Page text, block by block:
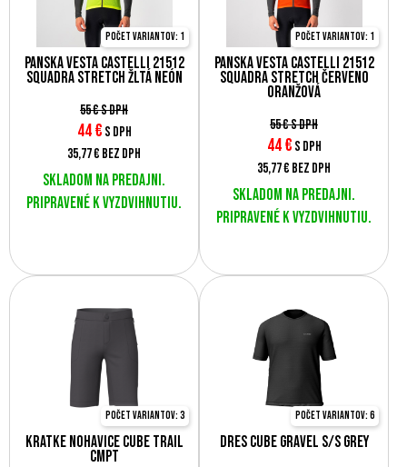
Pánska vesta Castelli 21512
SQUADRA STRETCH žltá neón
Počet variantov: 1
55 €s DPH
44€ s DPH
35,77 € bez DPH
Skladom na predajni.
Pripravené k vyzdvihnutiu.
Pánska vesta Castelli 21512
SQUADRA STRETCH červeno
oranžová
Počet variantov: 1
55 €s DPH
44€ s DPH
35,77 € bez DPH
Skladom na predajni.
Pripravené k vyzdvihnutiu.
Krátke nohavice Cube Trail
CMPT
Počet variantov: 3
Dres Cube Gravel S/S Grey
Počet variantov: 6